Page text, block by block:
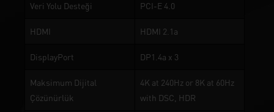
Veri Yolu Desteği PCI-E 4.0
HDMI HDMI 2.1a
DisplayPort DP1.4a x 3
Maksimum Dijital
Çözünürlük
4K at 240Hz or 8K at 60Hz
with DSC, HDR